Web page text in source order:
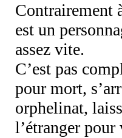
Contrairement
est un
assez vite.
C’est pas
pour mort,
orphelinat,
l’étranger